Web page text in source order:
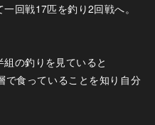
回戦17匹を釣り2回戦へ。
の釣りを見ていると
で食っていることを知り自分